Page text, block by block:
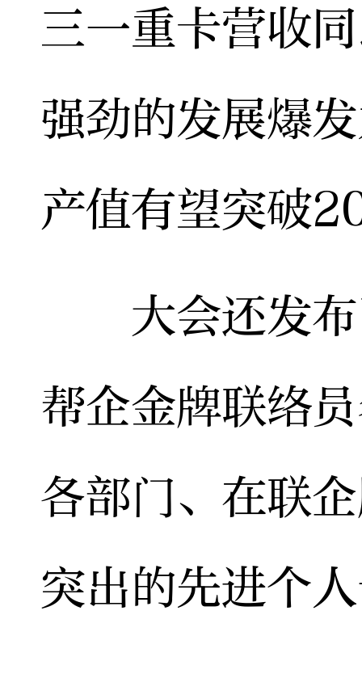
三一重卡营收
强劲的发展爆
产值有望突破
大会还发布
帮企金牌联络
各部门、在联
突出的先进个